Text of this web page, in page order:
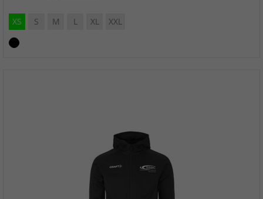
XS S M L XL XXL
schwarz/schwarz